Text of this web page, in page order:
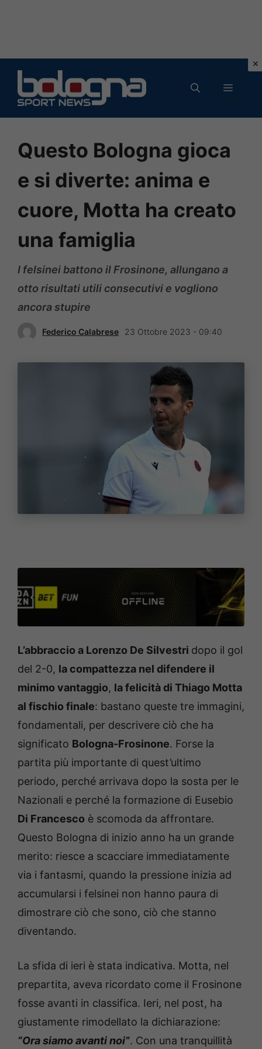
contenuto
MENU
Questo Bologna gioca
e si diverte: anima e
cuore, Motta ha creato
una famiglia
I felsinei battono il Frosinone, allungano a
otto risultati utili consecutivi e vogliono
ancora stupire
Federico Calabrese 23 Ottobre 2023 - 09:40
L’abbraccio a Lorenzo De Silvestri dopo il gol
del 2-0, la compattezza nel difendere il
minimo vantaggio, la felicità di Thiago Motta
al fischio finale: bastano queste tre immagini,
fondamentali, per descrivere ciò che ha
significato Bologna-Frosinone. Forse la
partita più importante di quest’ultimo
periodo, perché arrivava dopo la sosta per le
Nazionali e perché la formazione di Eusebio
Di Francesco è scomoda da affrontare.
Questo Bologna di inizio anno ha un grande
merito: riesce a scacciare immediatamente
via i fantasmi, quando la pressione inizia ad
accumularsi i felsinei non hanno paura di
dimostrare ciò che sono, ciò che stanno
diventando.
La sfida di ieri è stata indicativa. Motta, nel
prepartita, aveva ricordato come il Frosinone
fosse avanti in classifica. Ieri, nel post, ha
giustamente rimodellato la dichiarazione:
“Ora siamo avanti noi”. Con una tranquillità